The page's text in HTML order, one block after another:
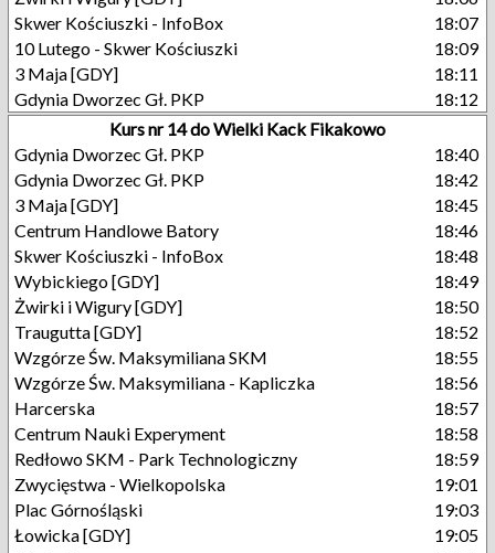
Skwer Kościuszki - InfoBox
18:07
10 Lutego - Skwer Kościuszki
18:09
3 Maja [GDY]
18:11
Gdynia Dworzec Gł. PKP
18:12
Kurs nr 14 do Wielki Kack Fikakowo
Gdynia Dworzec Gł. PKP
18:40
Gdynia Dworzec Gł. PKP
18:42
3 Maja [GDY]
18:45
Centrum Handlowe Batory
18:46
Skwer Kościuszki - InfoBox
18:48
Wybickiego [GDY]
18:49
Żwirki i Wigury [GDY]
18:50
Traugutta [GDY]
18:52
Wzgórze Św. Maksymiliana SKM
18:55
Wzgórze Św. Maksymiliana - Kapliczka
18:56
Harcerska
18:57
Centrum Nauki Experyment
18:58
Redłowo SKM - Park Technologiczny
18:59
Zwycięstwa - Wielkopolska
19:01
Plac Górnośląski
19:03
Łowicka [GDY]
19:05